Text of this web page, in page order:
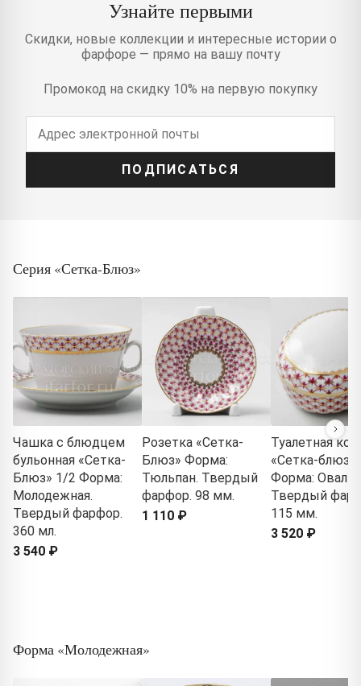
Узнайте первыми
Скидки, новые коллекции и интересные истории о
фарфоре — прямо на вашу почту
Промокод на скидку 10% на первую покупку
ПОДПИСАТЬСЯ
Серия «Сетка-Блюз»
Чашка с блюдцем
бульонная «Сетка-
Блюз» 1/2 Форма:
Молодежная.
Твердый фарфор.
360 мл.
3 540 ₽
Розетка «Сетка-
Блюз» Форма:
Тюльпан. Твердый
фарфор. 98 мм.
1 110 ₽
Туалетная
«Сетка-блюз
Форма:
Твердый
115 мм.
3 520 ₽
Форма «Молодежная»